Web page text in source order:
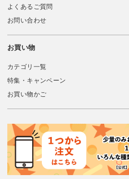
よくあるご質問
お問い合わせ
お買い物
カテゴリ一覧
特集・キャンペーン
お買い物かご